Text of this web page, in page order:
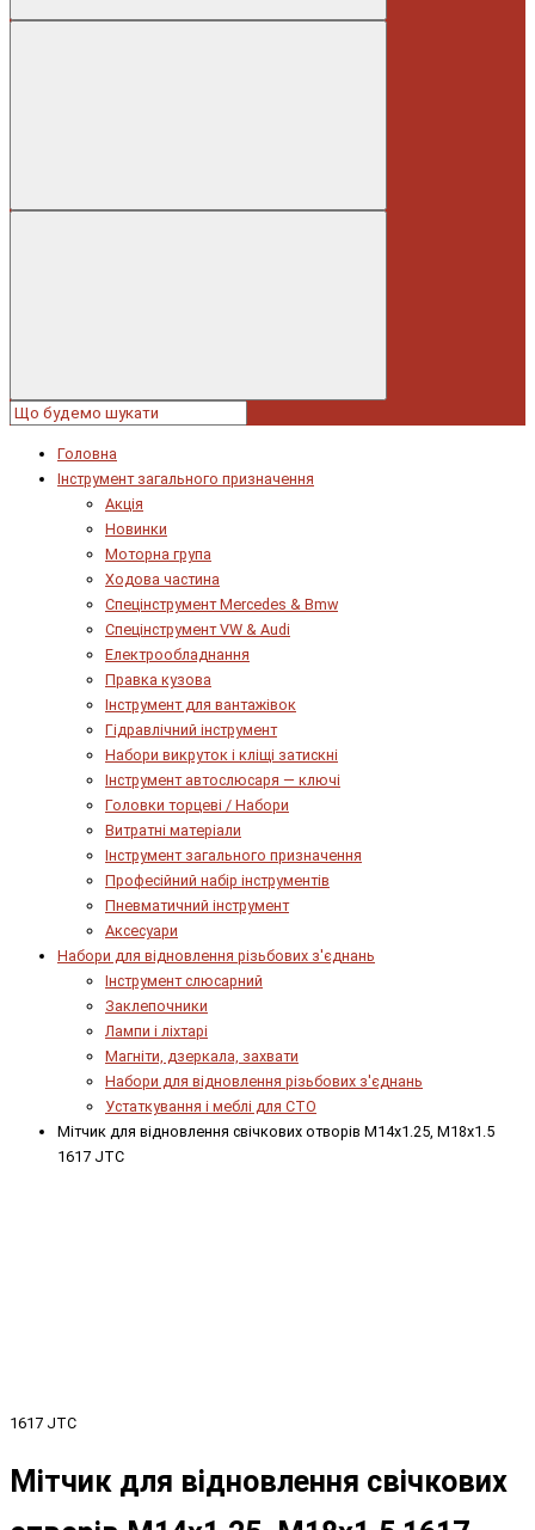
Головна
Інструмент загального призначення
Акція
Новинки
Моторна група
Ходова частина
Спецінструмент Mercedes & Bmw
Спецінструмент VW & Audi
Електрообладнання
Правка кузова
Інструмент для вантажівок
Гідравлічний інструмент
Набори викруток і кліщі затискні
Інструмент автослюсаря — ключі
Головки торцеві / Набори
Витратні матеріали
Інструмент загального призначення
Професійний набір інструментів
Пневматичний інструмент
Аксесуари
Набори для відновлення різьбових з'єднань
Інструмент слюсарний
Заклепочники
Лампи і ліхтарі
Магніти, дзеркала, захвати
Набори для відновлення різьбових з'єднань
Устаткування і меблі для СТО
Мітчик для відновлення свічкових отворів М14х1.25, М18х1.5
1617 JTC
1617 JTC
Мітчик для відновлення свічкових